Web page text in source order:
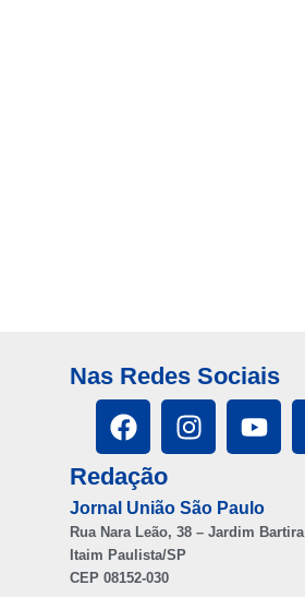
Nas Redes Sociais
Redação
Jornal União São Paulo
Rua Nara Leão, 38 – Jardim Bartira
Itaim Paulista/SP
CEP 08152-030